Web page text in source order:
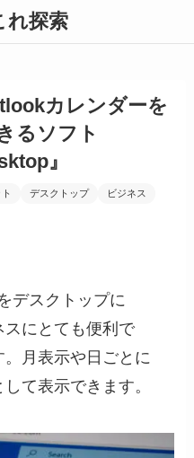
れ探索
カレンダーを
るソフト
』
デスクトップ ビジネス
デスクトップに
にとても便利で
月表示や日ごとに
て表示できます。